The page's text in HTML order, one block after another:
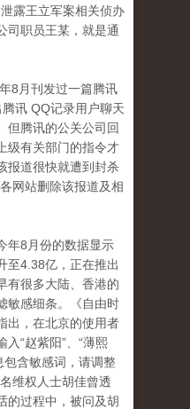
露王立军案相关侦办
司职员王某，就是通
8月刊发过一篇腾讯
讯 QQ记录用户聊天
但腾讯的公关公司回
级有关部门的指令才
报道很快就遭到封杀
网站删除该报道及相
年8月份的数据显示
至4.38亿，正在推出
有很多大陆、香港的
敏感细条。《自由时
出，在北京的使用者
“赵紫阳”、“薄熙
包含敏感词，请调整
维权人士胡佳曾透
的过程中，被问及胡